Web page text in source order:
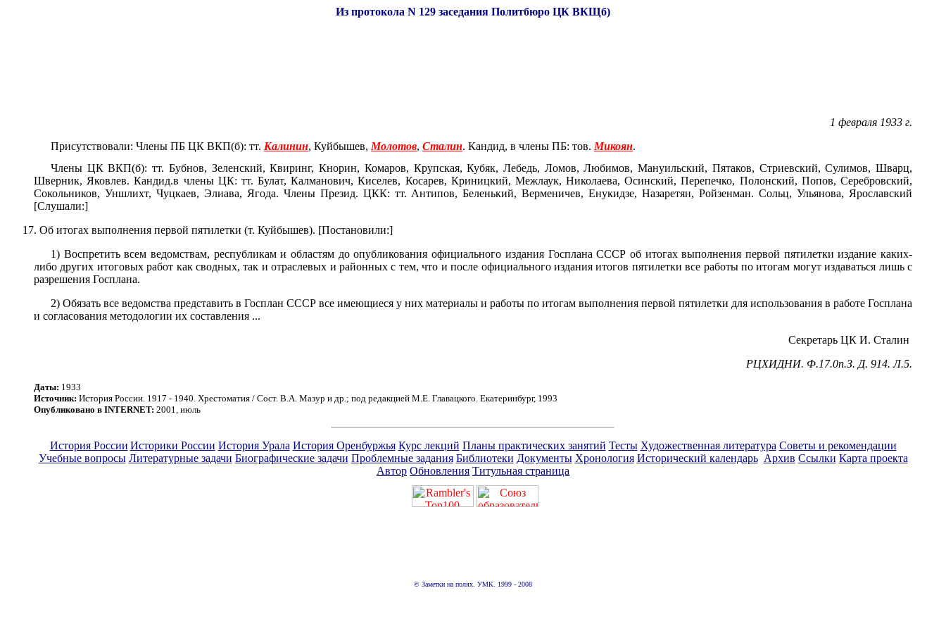
Из протокола N 129 заседания Политбюро ЦК ВКЩб)
1 февраля 1933 г.
Присутствовали: Члены ПБ ЦК ВКП(б): тт. Калинин, Куйбышев, Молотов, Сталин. Кандид, в члены ПБ: тов. Микоян.
Члены ЦК ВКП(б): тт. Бубнов, Зеленский, Квиринг, Кнорин, Комаров, Крупская, Кубяк, Лебедь, Ломов, Любимов, Мануильский, Пятаков, Стриевский, Сулимов, Шварц,
Шверник, Яковлев. Кандид.в члены ЦК: тт. Булат, Калманович, Киселев, Косарев, Криницкий, Межлаук, Николаева, Осинский, Перепечко, Полонский, Попов, Серебровский,
Сокольников, Уншлихт, Чуцкаев, Элиава, Ягода. Члены Презид. ЦКК: тт. Антипов, Беленький, Верменичев, Енукидзе, Назаретян, Ройзенман. Сольц, Ульянова, Ярославский
[Слушали:]
17. Об итогах выполнения первой пятилетки (т. Куйбышев). [Постановили:]
1) Воспретить всем ведомствам, республикам и областям до опубликования официального издания Госплана СССР об итогах выполнения первой пятилетки издание каких-
либо других итоговых работ как сводных, так и отраслевых и районных с тем, что и после официального издания итогов пятилетки все работы по итогам могут издаваться лишь с
разрешения Госплана.
2) Обязать все ведомства представить в Госплан СССР все имеющиеся у них материалы и работы по итогам выполнения первой пятилетки для использования в работе Госплана
и согласования методологии их составления ...
Секретарь ЦК И. Сталин
РЦХИДНИ. Ф.17.0п.З. Д. 914. Л.5.
Даты: 1933
Источник: История России. 1917 - 1940. Хрестоматия / Сост. В.А. Мазур и др.; под редакцией М.Е. Главацкого. Екатеринбург, 1993
Опубликовано в INTERNET: 2001, июль
История России Историки России История Урала История Оренбуржья Курс лекций Планы практических занятий Тесты Художественная литература Советы и рекомендации
Учебные вопросы Литературные задачи Биографические задачи Проблемные задания Библиотеки Документы Хронология Исторический календарь Архив Ссылки Карта проекта
Автор Обновления Титульная страница
© Заметки на полях. УМК. 1999 - 2008